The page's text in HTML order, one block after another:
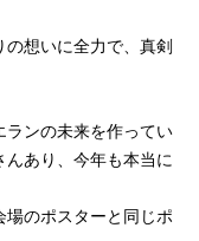
想いに全力で、真剣
ランの未来を作ってい
あり、今年も本当に
場のポスターと同じポ